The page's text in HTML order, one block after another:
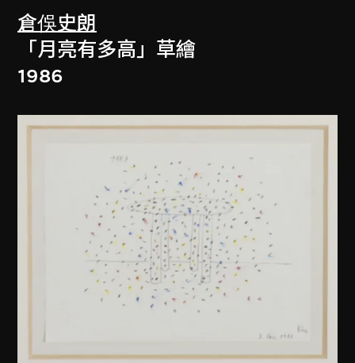
倉俁史朗
「月亮有多高」草繪
1986